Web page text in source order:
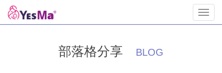
部落格分享 BLOG